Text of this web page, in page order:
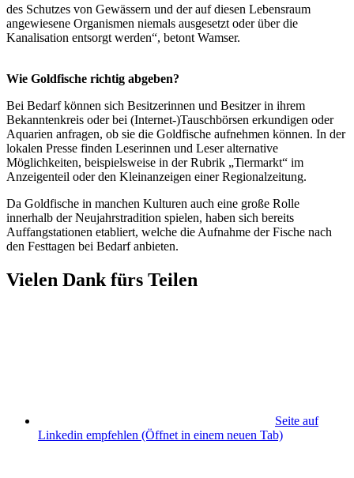
des Schutzes von Gewässern und der auf diesen Lebensraum
angewiesene Organismen niemals ausgesetzt oder über die
Kanalisation entsorgt werden“, betont Wamser.
Wie Goldfische richtig abgeben?
Bei Bedarf können sich Besitzerinnen und Besitzer in ihrem
Bekanntenkreis oder bei (Internet-)Tauschbörsen erkundigen oder
Aquarien anfragen, ob sie die Goldfische aufnehmen können. In der
lokalen Presse finden Leserinnen und Leser alternative
Möglichkeiten, beispielsweise in der Rubrik „Tiermarkt“ im
Anzeigenteil oder den Kleinanzeigen einer Regionalzeitung.
Da Goldfische in manchen Kulturen auch eine große Rolle
innerhalb der Neujahrstradition spielen, haben sich bereits
Auffangstationen etabliert, welche die Aufnahme der Fische nach
den Festtagen bei Bedarf anbieten.
Vielen Dank fürs Teilen
Seite auf
Linkedin empfehlen (Öffnet in einem neuen Tab)